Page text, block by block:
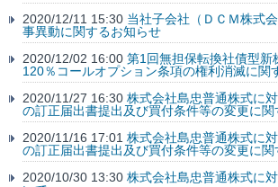
2020/12/11 15:30 当社子会社（ＤＣＭ株式
事異動に関するお知らせ
2020/12/02 16:00 第1回無担保転換社債型新
120％コールオプション条項の権利消滅に関
2020/11/27 16:30 株式会社島忠普通株式に
の訂正届出書提出及び買付条件等の変更に
2020/11/16 17:01 株式会社島忠普通株式に
の訂正届出書提出及び買付条件等の変更に
2020/10/30 13:30 株式会社島忠普通株式に